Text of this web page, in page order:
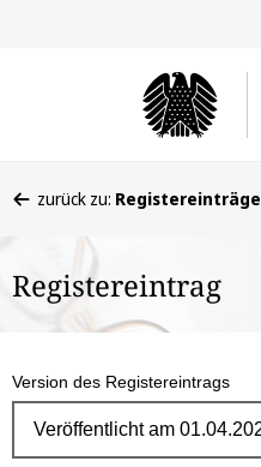
befinden
hier:
zurück zu: Registereinträge
Registereintrag
Version des Registereintrags